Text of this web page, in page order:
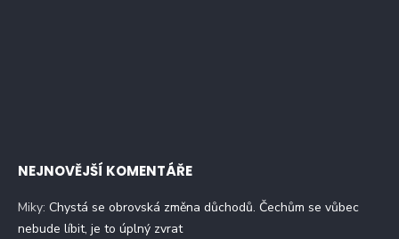
NEJNOVĚJŠÍ KOMENTÁŘE
Miky: Chystá se obrovská změna důchodů. Čechům se vůbec
nebude líbit, je to úplný zvrat